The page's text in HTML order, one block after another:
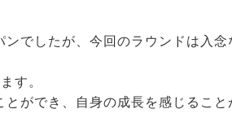
でしたが、今回のラウンドは入念
す。
ができ、自身の成長を感じるこ